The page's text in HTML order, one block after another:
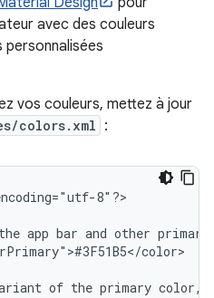
avec des couleurs
personnalisées
vos couleurs, mettez à jour
colors.xml :
8"?>
the app bar and other primary
color>
of the primary color,